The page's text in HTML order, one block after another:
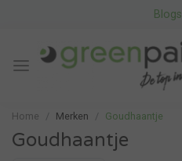
Blogs
Home Merken Goudhaantje
Goudhaantje